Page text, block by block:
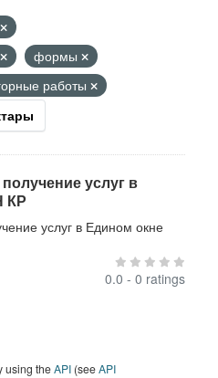
формы
работы
услуг в
КР
услуг в Едином окне
0.0 - 0 ratings
using theAPI (seeAPI